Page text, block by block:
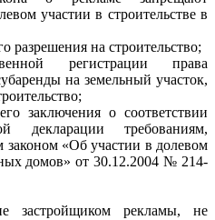
участии в строительстве в
разрешения на строительство;
регистрации права
на земельный участок,
заключения о соответствии
декларации требованиям,
«Об участии в долевом
домов» от 30.12.2004 № 214-
застройщиком рекламы, не